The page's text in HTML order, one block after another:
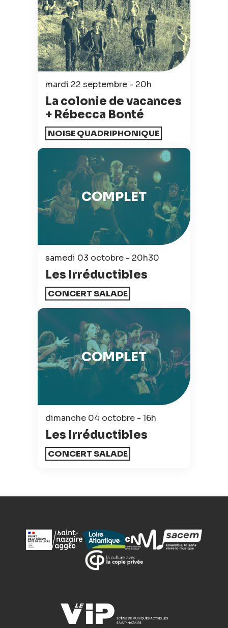
mardi 22 septembre - 20h
La colonie de vacances
+ Rébecca Bonté
NOISE QUADRIPHONIQUE
samedi 03 octobre - 20h30
Les Irréductibles
CONCERT SALADE
COMPLET
dimanche 04 octobre - 16h
Les Irréductibles
CONCERT SALADE
COMPLET